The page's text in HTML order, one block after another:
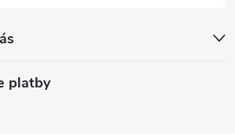
platby